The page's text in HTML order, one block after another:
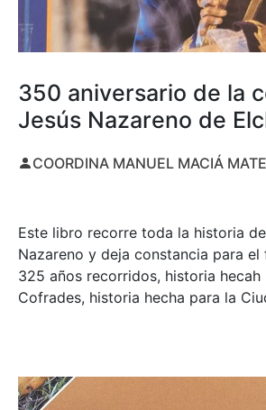
350 aniversario de la
Jesús Nazareno de
COORDINA MANUEL MACIÁ
Este libro recorre toda la historia
Nazareno y deja constancia para
325 años recorridos, historia hecah
Cofrades, historia hecha para la